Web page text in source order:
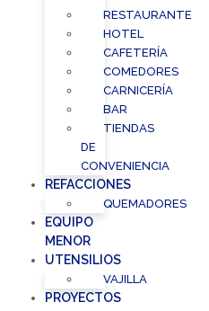
RESTAURANTE
HOTEL
CAFETERÍA
COMEDORES
CARNICERÍA
BAR
TIENDAS
DE
CONVENIENCIA
REFACCIONES
QUEMADORES
EQUIPO
MENOR
UTENSILIOS
VAJILLA
PROYECTOS